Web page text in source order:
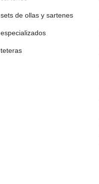
sets de ollas y sartenes
especializados
teteras